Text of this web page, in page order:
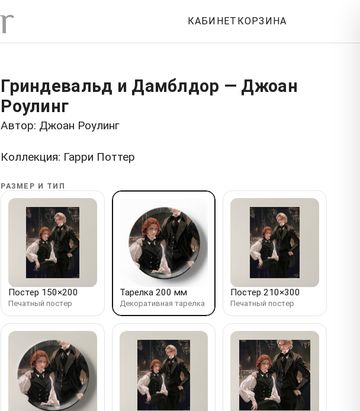
КАБИНЕТ КОРЗИНА
Гриндевальд и Дамблдор — Джоан
Роулинг
Автор: Джоан Роулинг
Коллекция: Гарри Поттер
РАЗМЕР И ТИП
Постер 150×200
Печатный постер
Тарелка 200 мм
Декоративная тарелка
Постер 210×300
Печатный постер